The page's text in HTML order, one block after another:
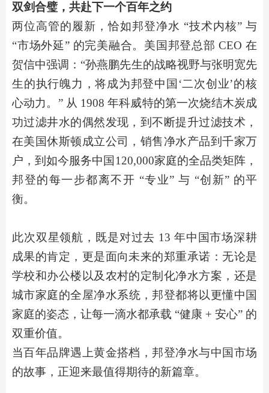
双剑合璧，共赴下一个百年之约
两位高管的履新，恰如邦登净水 “技术内核” 与
“市场外延” 的完美融合。美国邦登总部 CEO 在
贺信中强调：“孙燕鹏先生的战略视野与张明宽先
生的执行魄力，将成为邦登中国‘二次创业’的核
心动力。” 从 1908 年科威特的第一次烧结木炭成
功过滤井水的偶然发现，到不断提升过滤技术，
在美国休斯顿成立公司，销售净水产品到千家万
户，到如今服务中国 120,000家庭的全品类矩阵，
邦登的每一步都离不开 “专业” 与 “创新” 的平
衡。
此次双星领航，既是对过去 1 3 年中国市场深耕
成果的肯定，更是面向未来的郑重承诺：无论是
学校和办公楼以及农村的定制化净水方案，还是
城市家庭的全屋净水系统，邦登都将以更懂中国
家庭的姿态，让每一滴水都承载 “健康 + 安心” 的
双重价值。
当百年品牌遇上黄金搭档，邦登净水与中国市场
的故事，正迎来最值得期待的新篇章。